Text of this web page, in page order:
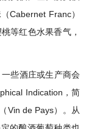
Cabernet Franc）
等红色水果香气，
些酒庄或生产商会
Indication，简
Vin de Pays）。从